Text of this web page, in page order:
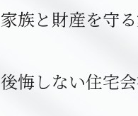
家族と財産を守
後悔しない住宅